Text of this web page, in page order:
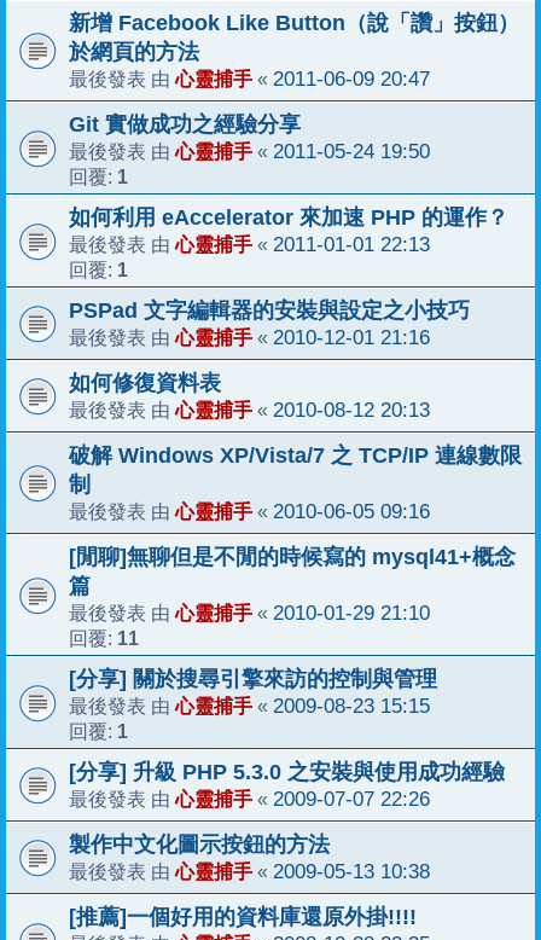
新增 Facebook Like Button（說「讚」按鈕）
於網頁的方法
最後發表 由心靈捕手 « 2011-06-09 20:47
Git 實做成功之經驗分享
最後發表 由心靈捕手 « 2011-05-24 19:50
回覆: 1
如何利用 eAccelerator 來加速 PHP 的運作？
最後發表 由心靈捕手 « 2011-01-01 22:13
回覆: 1
PSPad 文字編輯器的安裝與設定之小技巧
最後發表 由心靈捕手 « 2010-12-01 21:16
如何修復資料表
最後發表 由心靈捕手 « 2010-08-12 20:13
破解 Windows XP/Vista/7 之 TCP/IP 連線數限
制
最後發表 由心靈捕手 « 2010-06-05 09:16
[閒聊]無聊但是不閒的時候寫的 mysql41+概念
篇
最後發表 由心靈捕手 « 2010-01-29 21:10
回覆: 11
[分享] 關於搜尋引擎來訪的控制與管理
最後發表 由心靈捕手 « 2009-08-23 15:15
回覆: 1
[分享] 升級 PHP 5.3.0 之安裝與使用成功經驗
最後發表 由心靈捕手 « 2009-07-07 22:26
製作中文化圖示按鈕的方法
最後發表 由心靈捕手 « 2009-05-13 10:38
[推薦]一個好用的資料庫還原外掛!!!!